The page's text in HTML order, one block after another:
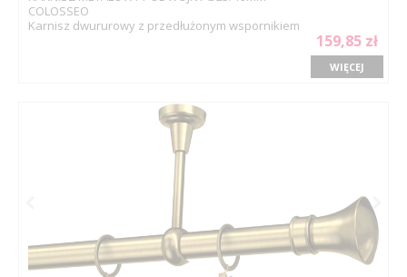
COLOSSEO
Karnisz dwururowy z przedłużonym wspornikiem
159,85 zł
WIĘCEJ